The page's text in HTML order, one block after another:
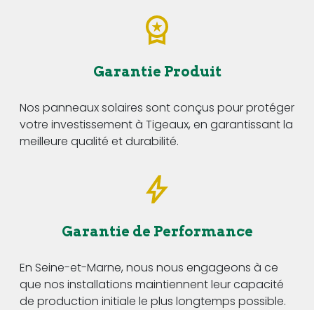
Garantie Produit
Nos panneaux solaires sont conçus pour protéger
votre investissement à Tigeaux, en garantissant la
meilleure qualité et durabilité.
Garantie de Performance
En Seine-et-Marne, nous nous engageons à ce
que nos installations maintiennent leur capacité
de production initiale le plus longtemps possible.